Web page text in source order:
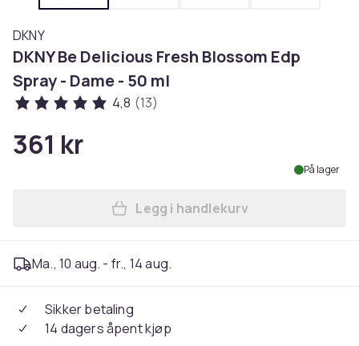
DKNY
DKNY Be Delicious Fresh Blossom Edp
Spray - Dame - 50 ml
4,8 (13)
361 kr
På lager
Legg DKNY Be Delicious
Legg i handlekurv
Ma., 10 aug. - fr., 14 aug.
Sikker betaling
14 dagers åpent kjøp